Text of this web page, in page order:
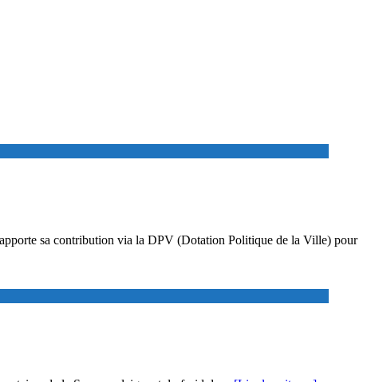
sa contribution via la DPV (Dotation Politique de la Ville) pour